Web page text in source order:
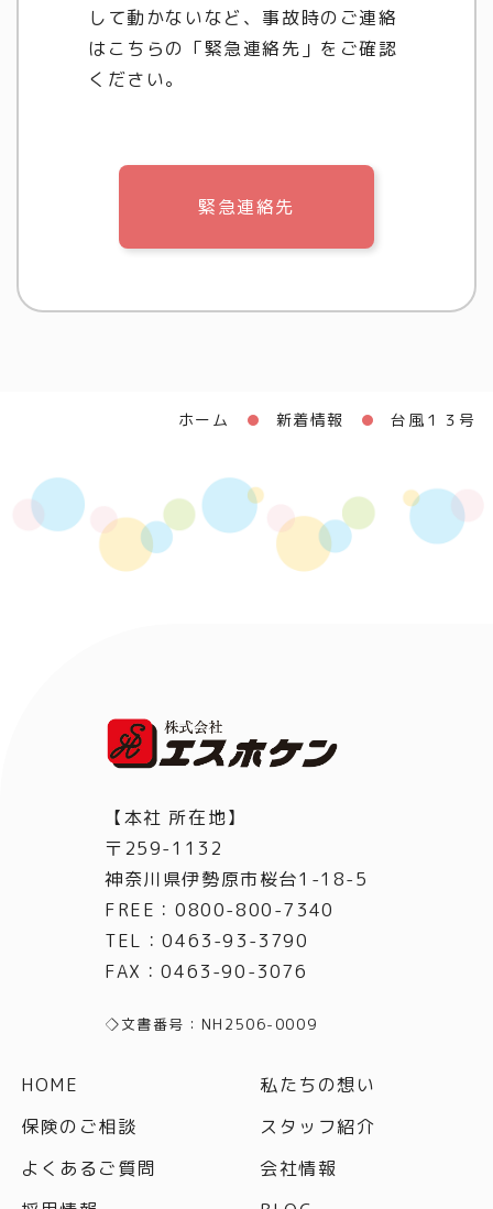
して動かないなど、事故時のご連絡
はこちらの「緊急連絡先」をご確認
ください。
緊急連絡先
ホーム 新着情報 台風１３号
【本社 所在地】
〒259-1132
神奈川県伊勢原市桜台1-18-5
FREE：0800-800-7340
TEL ：0463-93-3790
FAX ：0463-90-3076
◇文書番号：NH2506-0009
HOME
私たちの想い
保険のご相談
スタッフ紹介
よくあるご質問
会社情報